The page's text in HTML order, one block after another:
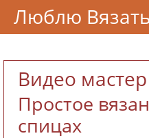
Видео мастер
Простое
спицах
Люблю Вязать